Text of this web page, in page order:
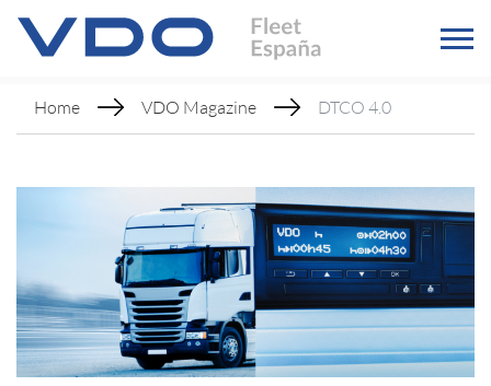
Home VDO Magazine DTCO 4.0